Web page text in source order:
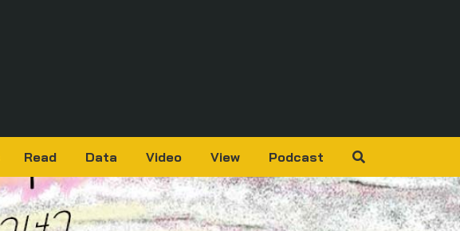
Read Data Video View Podcast